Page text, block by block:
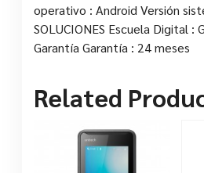
operativo : Android Versión
SOLUCIONES Escuela Digital :
Garantía Garantía : 24 meses
Related